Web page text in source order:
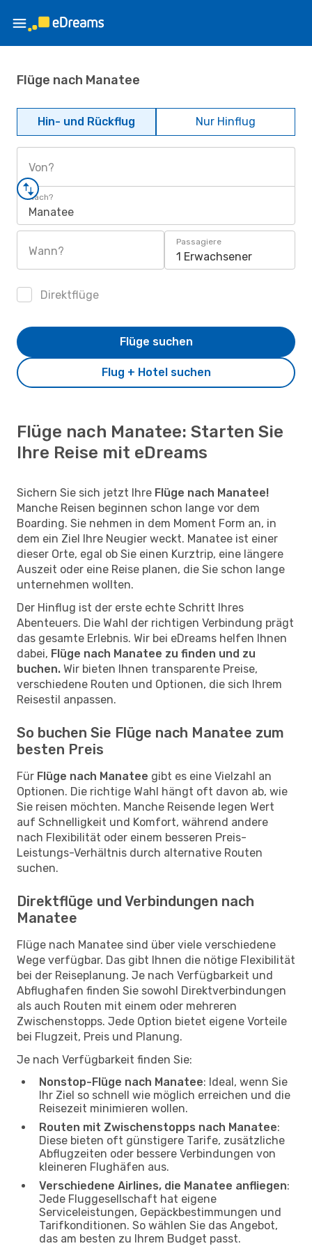
Flüge nach Manatee
Hin- und Rückflug Nur Hinflug
Von?
Nach?
Manatee
Wann?
Passagiere
1 Erwachsener
Direktflüge
Flug + Hotel suchen
Flüge suchen
Flüge nach Manatee: Starten Sie
Ihre Reise mit eDreams
Sichern Sie sich jetzt Ihre Flüge nach Manatee!
Manche Reisen beginnen schon lange vor dem
Boarding. Sie nehmen in dem Moment Form an, in
dem ein Ziel Ihre Neugier weckt. Manatee ist einer
dieser Orte, egal ob Sie einen Kurztrip, eine längere
Auszeit oder eine Reise planen, die Sie schon lange
unternehmen wollten.
Der Hinflug ist der erste echte Schritt Ihres
Abenteuers. Die Wahl der richtigen Verbindung prägt
das gesamte Erlebnis. Wir bei eDreams helfen Ihnen
dabei, Flüge nach Manatee zu finden und zu
buchen. Wir bieten Ihnen transparente Preise,
verschiedene Routen und Optionen, die sich Ihrem
Reisestil anpassen.
So buchen Sie Flüge nach Manatee zum
besten Preis
Für Flüge nach Manatee gibt es eine Vielzahl an
Optionen. Die richtige Wahl hängt oft davon ab, wie
Sie reisen möchten. Manche Reisende legen Wert
auf Schnelligkeit und Komfort, während andere
nach Flexibilität oder einem besseren Preis-
Leistungs-Verhältnis durch alternative Routen
suchen.
Direktflüge und Verbindungen nach
Manatee
Flüge nach Manatee sind über viele verschiedene
Wege verfügbar. Das gibt Ihnen die nötige Flexibilität
bei der Reiseplanung. Je nach Verfügbarkeit und
Abflughafen finden Sie sowohl Direktverbindungen
als auch Routen mit einem oder mehreren
Zwischenstopps. Jede Option bietet eigene Vorteile
bei Flugzeit, Preis und Planung.
Je nach Verfügbarkeit finden Sie:
Nonstop-Flüge nach Manatee: Ideal, wenn Sie
Ihr Ziel so schnell wie möglich erreichen und die
Reisezeit minimieren wollen.
Routen mit Zwischenstopps nach Manatee:
Diese bieten oft günstigere Tarife, zusätzliche
Abflugzeiten oder bessere Verbindungen von
kleineren Flughäfen aus.
Verschiedene Airlines, die Manatee anfliegen:
Jede Fluggesellschaft hat eigene
Serviceleistungen, Gepäckbestimmungen und
Tarifkonditionen. So wählen Sie das Angebot,
das am besten zu Ihrem Budget passt.